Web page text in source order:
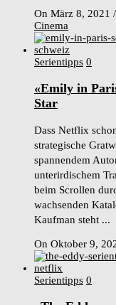
On März 8, 2021 /
Cinema
Serientipps 0
«Emily in
Star
Dass Netflix
strategische
spannendem
unterirdischem
beim Scrollen
wachsenden
Kaufman steht ...
On Oktober 9,
Serientipps 0